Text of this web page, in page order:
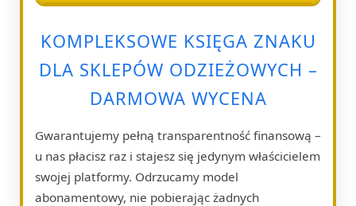
KOMPLEKSOWE KSIĘGA ZNAKU
DLA SKLEPÓW ODZIEŻOWYCH –
DARMOWA WYCENA
Gwarantujemy pełną transparentność finansową –
u nas płacisz raz i stajesz się jedynym właścicielem
swojej platformy. Odrzucamy model
abonamentowy, nie pobierając żadnych